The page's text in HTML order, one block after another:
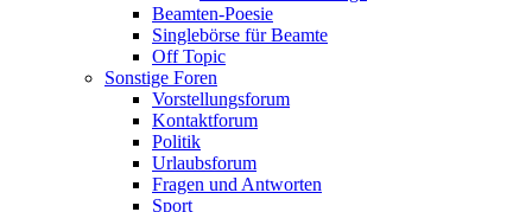
Beamten-Poesie
Singlebörse für Beamte
Off Topic
Sonstige Foren
Vorstellungsforum
Kontaktforum
Politik
Urlaubsforum
Fragen und Antworten
Sport